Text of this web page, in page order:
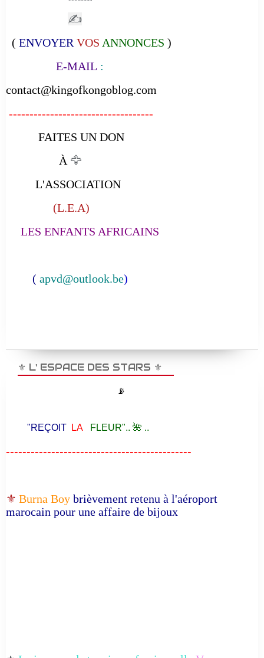
✍
( ENVOYER VOS ANNONCES )
E-MAIL :
contact@kingofkongoblog.com
-----------------------------------
FAITES UN DON
À 🦅
L'ASSOCIATION
(L.E.A)
LES ENFANTS AFRICAINS
( apvd@outlook.be)
⚜️ L' ESPACE DES STARS ⚜️
📡
"REÇOIT LA FLEUR".. 🌺 ..
---------------------------------------------
⚜️ Burna Boy brièvement retenu à l'aéroport
marocain pour une affaire de bijoux